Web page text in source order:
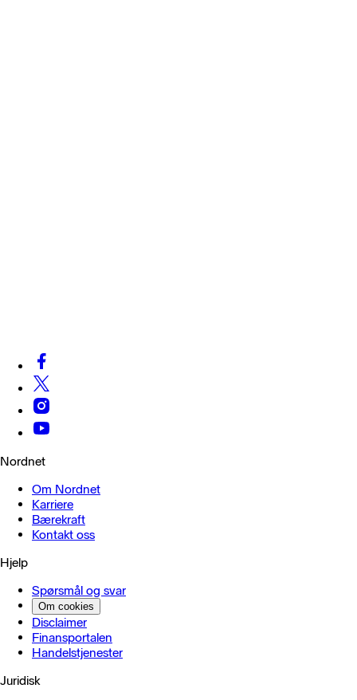
Nordnet
Om Nordnet
Karriere
Bærekraft
Kontakt oss
Hjelp
Spørsmål og svar
Om cookies
Disclaimer
Finansportalen
Handels­tjenester
Juridisk